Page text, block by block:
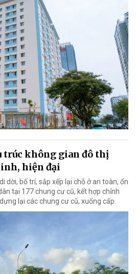
trúc không gian đô thị
hiện đại
dời, bố trí, sắp xếp lại chỗ ở an toàn, ổn
tại 177 chung cư cũ, kết hợp chỉnh
lại các chung cư cũ, xuống cấp.